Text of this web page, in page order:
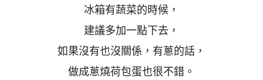
冰箱有蔬菜的時候，
建議多加一點下去，
如果沒有也沒關係，有蔥的話，
做成蔥燒荷包蛋也很不錯。